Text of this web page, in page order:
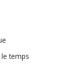
temps